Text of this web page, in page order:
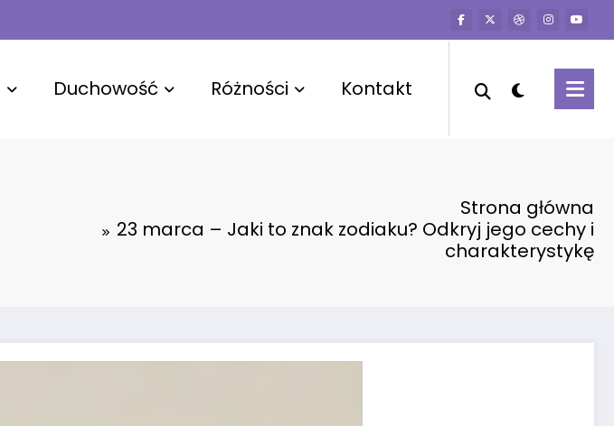
Duchowość Różności Kontakt
Strona główna
23 marca – Jaki to znak zodiaku? Odkryj jego cechy i
charakterystykę